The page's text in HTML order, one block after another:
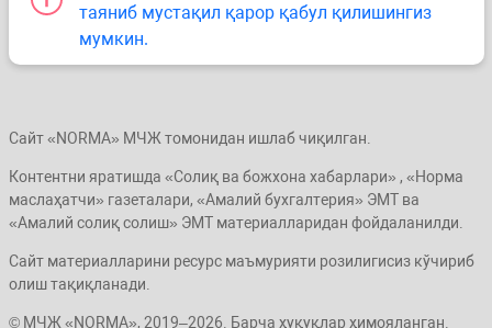
таяниб мустақил қарор қабул қилишингиз
мумкин.
Сайт «NORMA» МЧЖ томонидан ишлаб чиқилган.
Контентни яратишда «Солиқ ва божхона хабарлари» , «Норма
маслаҳатчи» газеталари, «Амалий бухгалтерия» ЭМТ ва
«Амалий солиқ солиш» ЭМТ материалларидан фойдаланилди.
Сайт материалларини ресурс маъмурияти розилигисиз кўчириб
олиш тақиқланади.
© МЧЖ «NORMA», 2019–2026. Барча ҳуқуқлар ҳимояланган.